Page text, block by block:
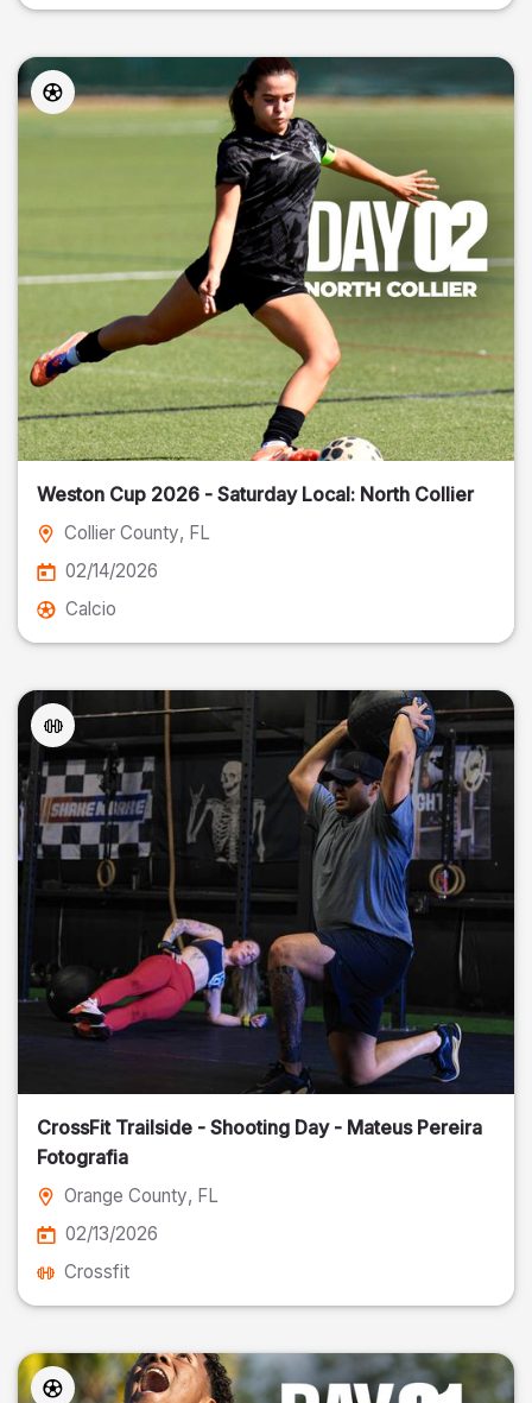
Weston Cup 2026 - Saturday Local: North Collier
Collier County, FL
02/14/2026
Calcio
CrossFit Trailside - Shooting Day - Mateus Pereira
Fotografia
Orange County, FL
02/13/2026
Crossfit